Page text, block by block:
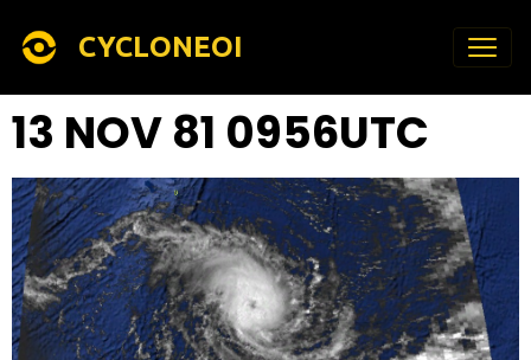
CYCLONEOI
13 NOV 81 0956UTC